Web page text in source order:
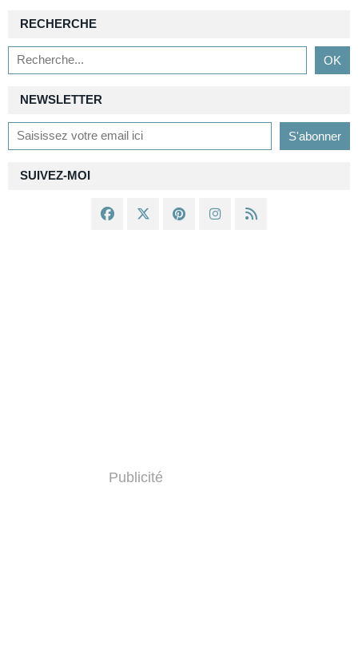
NEWSLETTER
SUIVEZ-MOI
RECHERCHE
Publicité